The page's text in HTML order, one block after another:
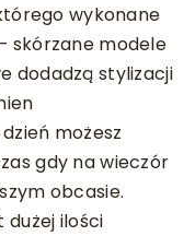
wykonane
skórzane modele
dodadzą stylizacji
możesz
gdy na wieczór
obcasie.
dużej ilości